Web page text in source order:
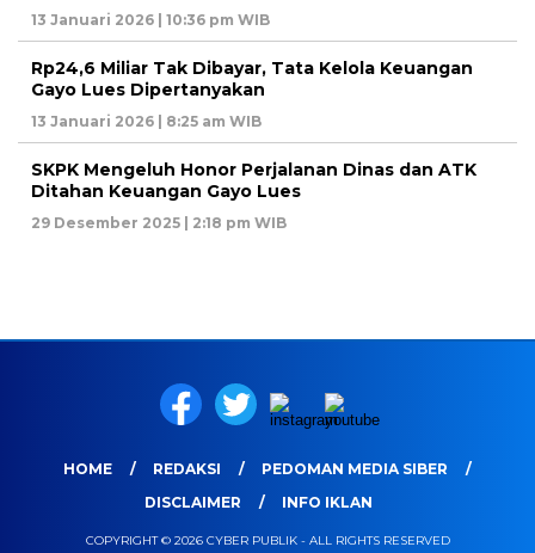
13 Januari 2026 | 10:36 pm WIB
Rp24,6 Miliar Tak Dibayar, Tata Kelola Keuangan
Gayo Lues Dipertanyakan
13 Januari 2026 | 8:25 am WIB
SKPK Mengeluh Honor Perjalanan Dinas dan ATK
Ditahan Keuangan Gayo Lues
29 Desember 2025 | 2:18 pm WIB
HOME REDAKSI
PEDOMAN MEDIA SIBER
DISCLAIMER
INFO IKLAN
COPYRIGHT © 2026 CYBER PUBLIK - ALL RIGHTS RESERVED